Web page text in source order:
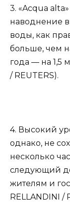
3. «Acqua
наводнение
воды, как
больше, чем
года — на 1,5
/ REUTERS).
4. Высокий
однако, не
несколько
следующий
жителям и
RELLANDINI /